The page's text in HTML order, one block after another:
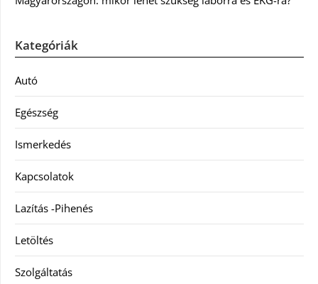
Kategóriák
Autó
Egészség
Ismerkedés
Kapcsolatok
Lazítás -Pihenés
Letöltés
Szolgáltatás